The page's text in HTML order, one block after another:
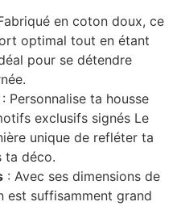
en coton doux, ce
optimal tout en étant
pour se détendre
: Personnalise ta housse
exclusifs signés Le
unique de refléter ta
ta déco.
: Avec ses dimensions de
est suffisamment grand